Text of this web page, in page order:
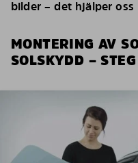
bilder – det hjälper oss
MONTERING AV
SOLSKYDD –